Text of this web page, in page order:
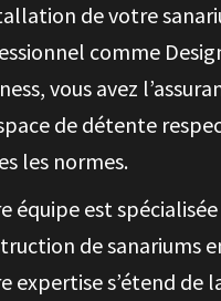
de votre
comme
vous avez
de détente
les normes.
équipe est
de sanariums
expertise s’étend de